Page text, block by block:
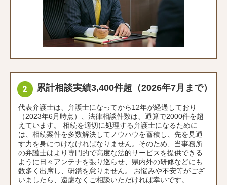
累計相談実績3,400件超（2026年7月まで）
代表弁護士は、弁護士になってから12年が経過しており
（2023年6月時点）、法律相談件数は、通算で2000件を超
えています。 相続を適切に処理する弁護士になるために
は、相続案件を多数解決してノウハウを蓄積し、先を見通
す力を身につけなければなりません。そのため、当事務所
の弁護士はより専門的で高度な法的サービスを提供できる
ように日々アンテナを張り巡らせ、県内外の研修などにも
数多く出席し、研鑽を怠りません。 お悩みや不安等がござ
いましたら、遠慮なくご相談いただければ幸いです。